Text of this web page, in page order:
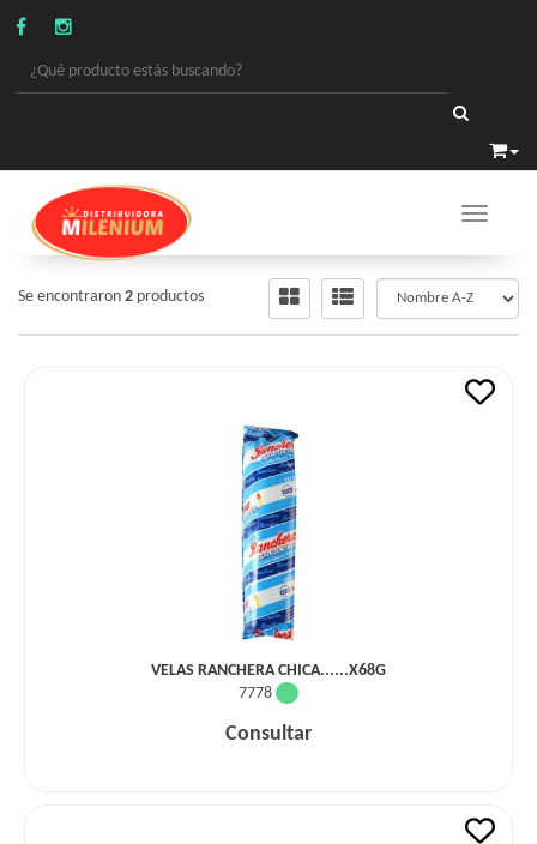
Toggle
VARIOS
Se encontraron 2 productos
VELAS RANCHERA CHICA......X68G
7778
Consultar